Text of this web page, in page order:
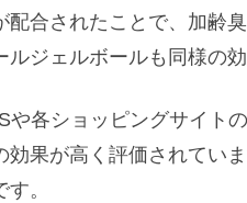
配合されたことで、加齢
ジェルボールも同様の効
各ショッピングサイト
果が高く評価されていま
。